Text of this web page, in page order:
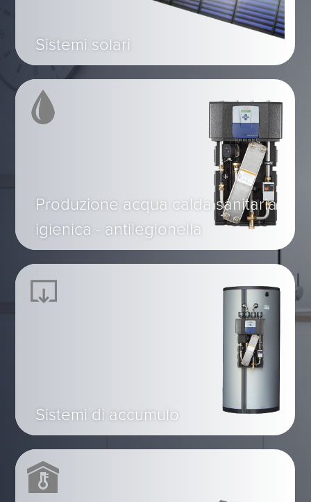
Sistemi solari
Produzione acqua calda sanitaria
igienica - antilegionella
Sistemi di accumulo